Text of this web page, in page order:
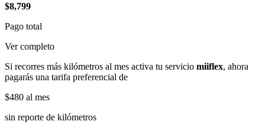
$8,799
Pago total
Ver completo
Si recorres más kilómetros al mes activa tu servicio miiflex, ahora
pagarás una tarifa preferencial de
$480 al mes
sin reporte de kilómetros